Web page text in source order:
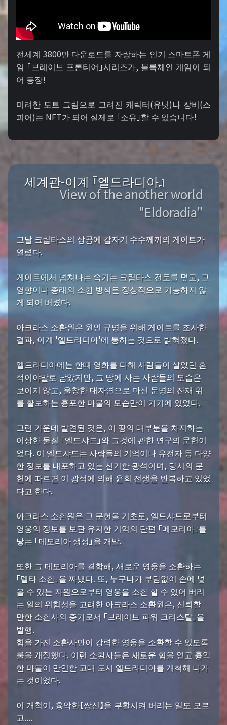
전세계 3800만 다운로드를 자랑하는 인기 스마트폰 게
임 「브레이브 프론티어」시리즈가, 블록체인 게임이 되
어 등장!
미려한 도트 그림으로 그려진 캐릭터(유닛)나 장비(스
피어)는 NFT가 되어 실제로 「소유」할 수 있습니다!
세계관-이계 『엘드라디아』
View of the another world
"Eldoradia"
그날 크립타스의 상공에 갑자기 수수께끼의 게이트가
열렸다.
게이트에서 넘쳐나는 속기는 크립타스 전토를 덮고, 그
영향이나 종래의 소환 방식은 정상적으로 기능하지 않
게 되어 버렸다.
아크라스 소환원은 원인 규명을 위해 게이트를 조사한
결과, 이계 '엘드라디아'에 통하는 것으로 밝혀졌다.
엘드라디아에는 한때 영화를 다해 사람들이 살았던 흔
적이야말로 남았지만, 그 땅에 사는 사람들의 모습은
보이지 않고, 울창한 대자연으로 마신 문명의 잔재 위
를 활보하는 흉포한 마물의 모습만이 거기에 있었다.
그런 가운데 발견된 것은, 이 땅의 대부분을 차지하는
이상한 물질 「엘드샤드」와 그것에 관한 연구의 문헌이
었다. 이 엘드샤드는 사람들의 기억이나 유전자 등 다양
한 정보를 내포하고 있는 신기한 광석이며, 당시의 문
헌에 따르면 이 광석에 의해 윤회 전생을 반복하고 있었
다고 한다.
아크라스 소환원은 그 문헌을 기초로, 엘드샤드로부터
영웅의 정보를 보관 유지한 기억의 단편 「메모리아」를
낳는 「메모리아 생성」을 개발.
또한 그 메모리아를 결합해, 새로운 영웅을 소환하는
「델타 소환」을 짜냈다. 또, 누구나가 부담없이 손에 넣
을 수 있는 자원으로부터 영웅을 소환 할 수 있어 버리
는 일의 위험성을 고려한 아크라스 소환원은, 신뢰할
만한 소환사의 증거로서 「브레이브 파워 크리스탈」을
발행.
힘을 가진 소환사만이 강력한 영웅을 소환할 수 있도록
룰을 개정했다. 이런 소환사들은 새로운 힘을 얻고 흉악
한 마물이 만연한 고대 도시 엘드라디아를 개척해 나가
는 것이었다.
이 개척이, 흉악한【쌍신】을 부활시켜 버리는 일도 모르
고....